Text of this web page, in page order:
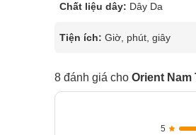
Chất liệu dây: Dây Da
Tiện ích: Giờ, phút, giây
8 đánh giá cho Orient Nam
5